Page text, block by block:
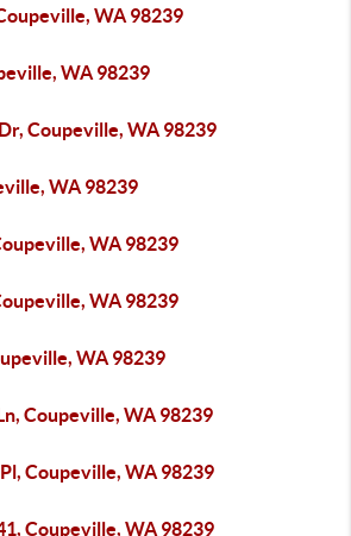
WA 98239
WA 98239
Coupeville, WA 98239
WA 98239
WA 98239
WA 98239
WA 98239
Coupeville, WA 98239
Coupeville, WA 98239
Coupeville, WA 98239